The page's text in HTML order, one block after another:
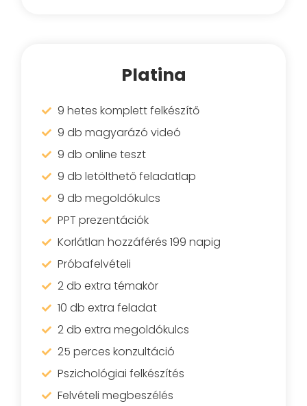
Platina
9 hetes komplett felkészítő
9 db magyarázó videó
9 db online teszt
9 db letölthető feladatlap
9 db megoldókulcs
PPT prezentációk
Korlátlan hozzáférés 199 napig
Próbafelvételi
2 db extra témakör
10 db extra feladat
2 db extra megoldókulcs
25 perces konzultáció
Pszichológiai felkészítés
Felvételi megbeszélés